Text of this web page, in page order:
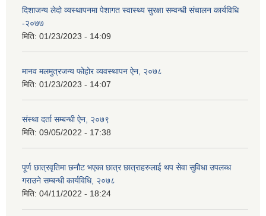
दिशाजन्य लेदो व्यस्थापनमा पेशागत स्वास्थ्य सुरक्षा सम्वन्धी संचालन कार्यविधि
-२०७७
मिति: 01/23/2023 - 14:09
मानव मलमुत्रजन्य फोहोर व्यवस्थापन ऐन, २०७८
मिति: 01/23/2023 - 14:07
संस्था दर्ता सम्बन्धी ऐन, २०७९
मिति: 09/05/2022 - 17:38
पूर्ण छात्रवृतिमा छनौट भएका छात्र छात्राहरुलाई थप सेवा सुविधा उपलब्ध
गराउने सम्बन्धी कार्यविधि, २०७८
मिति: 04/11/2022 - 18:24